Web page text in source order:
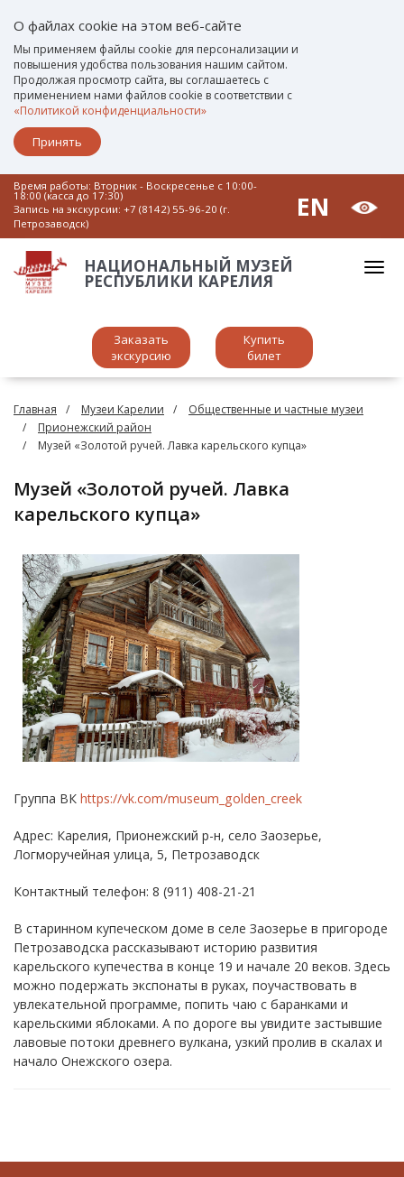
О файлах cookie на этом веб-сайте
Мы применяем файлы cookie для персонализации и
повышения удобства пользования нашим сайтом.
Продолжая просмотр сайта, вы соглашаетесь с
применением нами файлов cookie в соответствии с
«Политикой конфиденциальности»
Принять
Время работы: Вторник - Воскресенье c 10:00-
18:00 (касса до 17:30)
Запись на экскурсии: +7 (8142) 55-96-20 (г.
Петрозаводск)
EN
НАЦИОНАЛЬНЫЙ МУЗЕЙ
РЕСПУБЛИКИ КАРЕЛИЯ
Заказать
экскурсию
Купить
билет
Главная Музеи Карелии
Общественные и частные музеи
Прионежский район
Музей «‎Золотой ручей. Лавка карельского купца»
Музей «‎Золотой ручей. Лавка
карельского купца»
Группа ВК https://vk.com/museum_golden_creek
Адрес: Карелия, Прионежский р-н, село Заозерье,
Логморучейная улица, 5, Петрозаводск
Контактный телефон: 8 (911) 408-21-21
В старинном купеческом доме в селе Заозерье в пригороде
Петрозаводска рассказывают историю развития
карельского купечества в конце 19 и начале 20 веков. Здесь
можно подержать экспонаты в руках, поучаствовать в
увлекательной программе, попить чаю с баранками и
карельскими яблоками. А по дороге вы увидите застывшие
лавовые потоки древнего вулкана, узкий пролив в скалах и
начало Онежского озера.